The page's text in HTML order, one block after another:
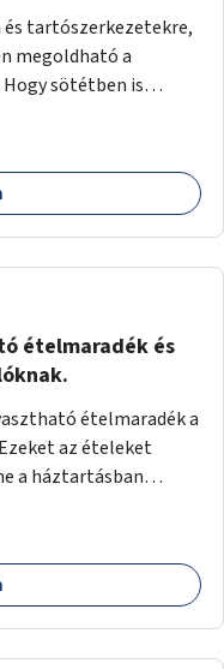
tartószerkezetekre,
megoldható a
sötétben is
ételmaradék és
ételmaradék a
az ételeket
a háztartásban
itt kell-e leírni.)